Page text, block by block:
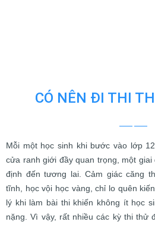
CÓ NÊN ĐI THI
Mỗi một học sinh khi bước vào lớp
cửa ranh giới đầy quan trọng, một
định đến tương lai. Cảm giác căng
tĩnh, học vội học vàng, chỉ lo quên
lý khi làm bài thi khiến không ít học
nặng. Vì vậy, rất nhiều các kỳ thi thử